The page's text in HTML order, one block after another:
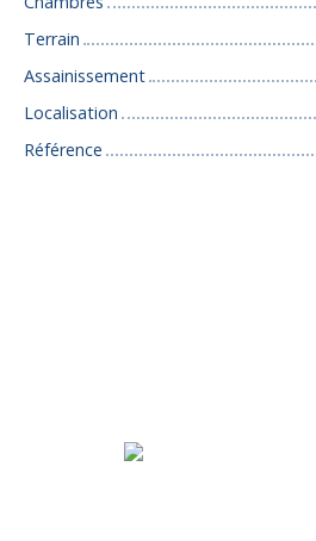
Terrain
Assainissement
Localisation
Référence